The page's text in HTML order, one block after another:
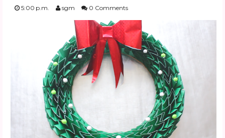
PLANTILLAS
US ENGLISH
PRIVATE POLICY
5:00 p.m. sgm 0 Comments